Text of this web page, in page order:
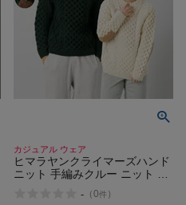
カジュアル ウェア
ヒマラヤンクライマーズハンド
ニット 手編みクルー ニット セ
- （0件 ）